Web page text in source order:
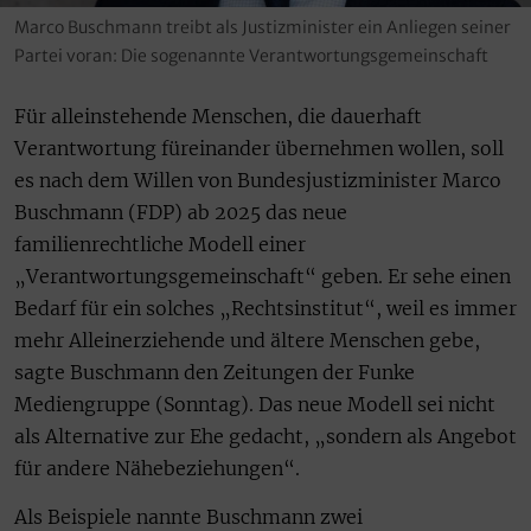
Marco Buschmann treibt als Justizminister ein Anliegen seiner
Partei voran: Die sogenannte Verantwortungsgemeinschaft
Für alleinstehende Menschen, die dauerhaft
Verantwortung füreinander übernehmen wollen, soll
es nach dem Willen von Bundesjustizminister Marco
Buschmann (FDP) ab 2025 das neue
familienrechtliche Modell einer
„Verantwortungsgemeinschaft“ geben. Er sehe einen
Bedarf für ein solches „Rechtsinstitut“, weil es immer
mehr Alleinerziehende und ältere Menschen gebe,
sagte Buschmann den Zeitungen der Funke
Mediengruppe (Sonntag). Das neue Modell sei nicht
als Alternative zur Ehe gedacht, „sondern als Angebot
für andere Nähebeziehungen“.
Als Beispiele nannte Buschmann zwei